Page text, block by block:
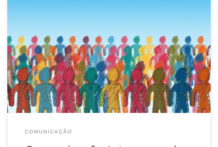
COMUNICAÇÃO